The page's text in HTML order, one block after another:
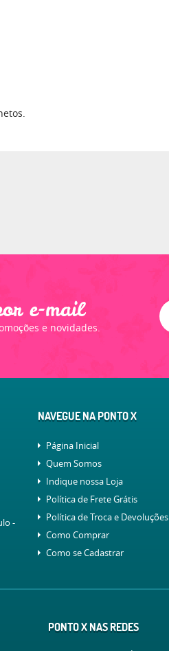
e-mail
e novidades.
-
NAVEGUE NA PONTO X
Página Inicial
Quem Somos
Indique nossa Loja
Política de Frete Grátis
Política de Troca e Devoluções
Como Comprar
Como se Cadastrar
PONTO X NAS REDES